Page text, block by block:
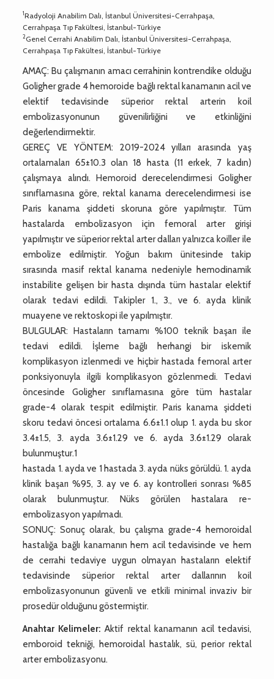
1Radyoloji Anabilim Dalı, İstanbul Üniversitesi-Cerrahpaşa,
Cerrahpaşa Tıp Fakültesi, İstanbul-Türkiye
2Genel Cerrahi Anabilim Dalı, İstanbul Üniversitesi-Cerrahpaşa,
Cerrahpaşa Tıp Fakültesi, İstanbul-Türkiye
AMAÇ: Bu çalışmanın amacı cerrahinin kontrendike olduğu
Goligher grade 4 hemoroide bağlı rektal kanamanın acil ve
elektif tedavisinde süperior rektal arterin koil
embolizasyonunun güvenilirliğini ve etkinliğini
değerlendirmektir.
GEREÇ VE YÖNTEM: 2019-2024 yılları arasında yaş
ortalamaları 65±10.3 olan 18 hasta (11 erkek, 7 kadın)
çalışmaya alındı. Hemoroid derecelendirmesi Goligher
sınıflamasına göre, rektal kanama derecelendirmesi ise
Paris kanama şiddeti skoruna göre yapılmıştır. Tüm
hastalarda embolizasyon için femoral arter girişi
yapılmıştır ve süperior rektal arter dalları yalnızca koiller ile
embolize edilmiştir. Yoğun bakım ünitesinde takip
sırasında masif rektal kanama nedeniyle hemodinamik
instabilite gelişen bir hasta dışında tüm hastalar elektif
olarak tedavi edildi. Takipler 1., 3., ve 6. ayda klinik
muayene ve rektoskopi ile yapılmıştır.
BULGULAR: Hastaların tamamı %100 teknik başarı ile
tedavi edildi. İşleme bağlı herhangi bir iskemik
komplikasyon izlenmedi ve hiçbir hastada femoral arter
ponksiyonuyla ilgili komplikasyon gözlenmedi. Tedavi
öncesinde Goligher sınıflamasına göre tüm hastalar
grade-4 olarak tespit edilmiştir. Paris kanama şiddeti
skoru tedavi öncesi ortalama 6.6±1.1 olup 1. ayda bu skor
3.4±1.5, 3. ayda 3.6±1.29 ve 6. ayda 3.6±1.29 olarak
bulunmuştur.1
hastada 1. ayda ve 1 hastada 3. ayda nüks görüldü. 1. ayda
klinik başarı %95, 3. ay ve 6. ay kontrolleri sonrası %85
olarak bulunmuştur. Nüks görülen hastalara re-
embolizasyon yapılmadı.
SONUÇ: Sonuç olarak, bu çalışma grade-4 hemoroidal
hastalığa bağlı kanamanın hem acil tedavisinde ve hem
de cerrahi tedaviye uygun olmayan hastaların elektif
tedavisinde süperior rektal arter dallarının koil
embolizasyonunun güvenli ve etkili minimal invaziv bir
prosedür olduğunu göstermiştir.
Anahtar Kelimeler: Aktif rektal kanamanın acil tedavisi,
emboroid tekniği, hemoroidal hastalık, sü, perior rektal
arter embolizasyonu.